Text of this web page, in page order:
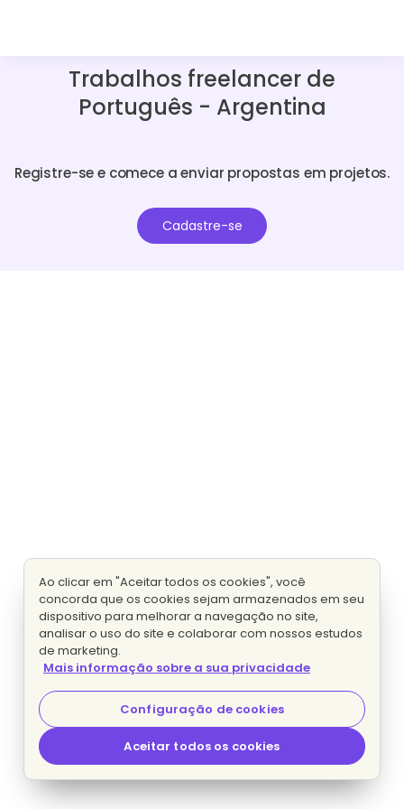
Trabalhos freelancer de
Português - Argentina
Registre-se e comece a enviar propostas em projetos.
Cadastre-se
Ao clicar em "Aceitar todos os cookies", você
concorda que os cookies sejam armazenados em seu
dispositivo para melhorar a navegação no site,
analisar o uso do site e colaborar com nossos estudos
de marketing.
Mais informação sobre a sua privacidade
Configuração de cookies
Aceitar todos os cookies